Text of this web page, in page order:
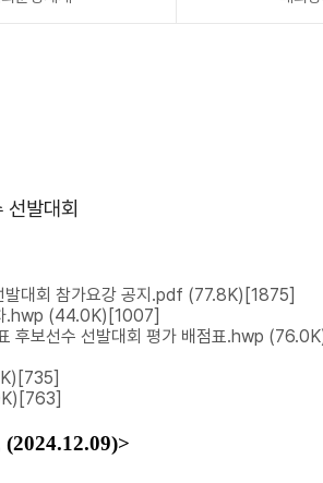
발대회
대회 참가요강 공지.pdf (77.8K) [1875]
.hwp (44.0K) [1007]
후보선수 선발대회 평가 배점표.hwp
[735]
[763]